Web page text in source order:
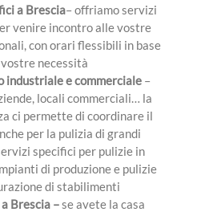
a Brescia– offriamo servizi
venire incontro alle vostre
con orari flessibili in base
necessità
industriale e commerciale–
locali commerciali… la
ci permette di coordinare il
per la pulizia di grandi
specifici per pulizie in
di produzione e pulizie
di stabilimenti
Brescia –se avete la casa